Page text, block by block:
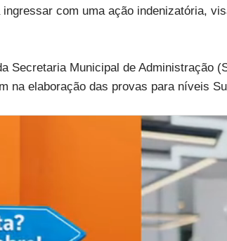
com uma ação indenizatória,
Secretaria Municipal de Administração
na elaboração das provas para níveis